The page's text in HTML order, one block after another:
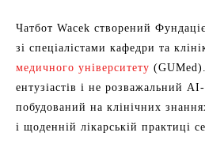
Чатбот Wacek створений
зі спеціалістами кафедри та
медичного університету
ентузіастів і не розважальний
побудований на клінічних
і щоденній лікарській практиці